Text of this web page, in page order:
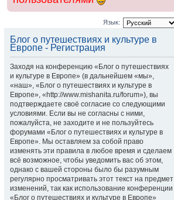
Язык:
Блог о путешествиях и культуре в
Европе - Регистрация
Заходя на конференцию «Блог о путешествиях
и культуре в Европе» (в дальнейшем «мы»,
«наш», «Блог о путешествиях и культуре в
Европе», «http://www.mishanita.ru/forum»), вы
подтверждаете своё согласие со следующими
условиями. Если вы не согласны с ними,
пожалуйста, не заходите и не пользуйтесь
форумами «Блог о путешествиях и культуре в
Европе». Мы оставляем за собой право
изменять эти правила в любое время и сделаем
всё возможное, чтобы уведомить вас об этом,
однако с вашей стороны было бы разумным
регулярно просматривать этот текст на предмет
изменений, так как использование конференции
«Блог о путешествиях и культуре в Европе»